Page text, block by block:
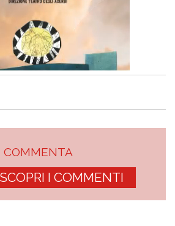
COMMENTA
I COMMENTI